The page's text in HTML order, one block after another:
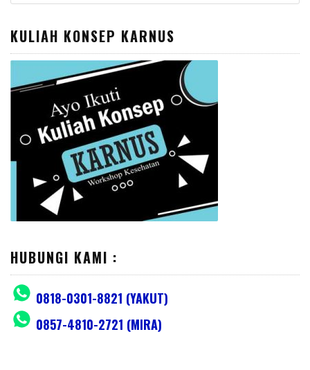
for:
KULIAH KONSEP KARNUS
HUBUNGI KAMI :
0818-0301-8821 (YAKUT)
0857-4810-2721 (MIRA)